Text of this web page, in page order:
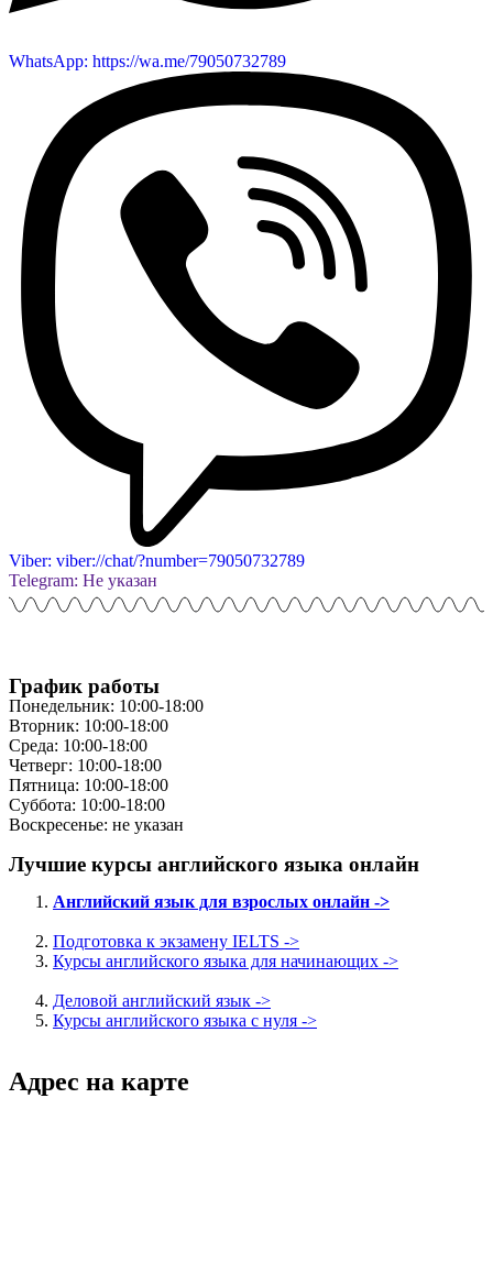
WhatsApp: https://wa.me/79050732789
Viber: viber://chat/?number=79050732789
Telegram: Не указан
График работы
Понедельник: 10:00-18:00
Вторник: 10:00-18:00
Среда: 10:00-18:00
Четверг: 10:00-18:00
Пятница: 10:00-18:00
Суббота: 10:00-18:00
Воскресенье: не указан
Лучшие курсы английского языка онлайн
Английский язык для взрослых онлайн ->
Подготовка к экзамену IELTS ->
Курсы английского языка для начинающих ->
Деловой английский язык ->
Курсы английского языка с нуля ->
Адрес на карте